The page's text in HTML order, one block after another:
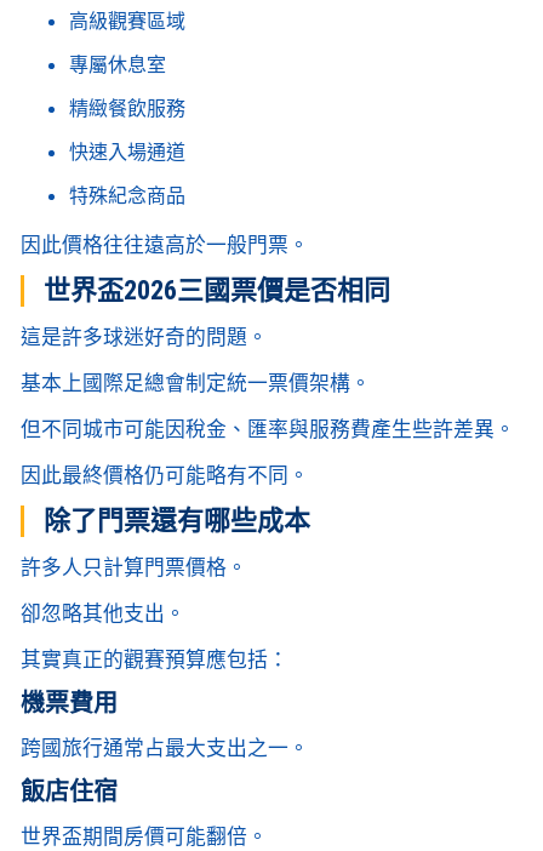
高級觀賽區域
專屬休息室
精緻餐飲服務
快速入場通道
特殊紀念商品
因此價格往往遠高於一般門票。
世界盃2026三國票價是否相同
這是許多球迷好奇的問題。
基本上國際足總會制定統一票價架構。
但不同城市可能因稅金、匯率與服務費產生些許差異。
因此最終價格仍可能略有不同。
除了門票還有哪些成本
許多人只計算門票價格。
卻忽略其他支出。
其實真正的觀賽預算應包括：
機票費用
跨國旅行通常占最大支出之一。
飯店住宿
世界盃期間房價可能翻倍。